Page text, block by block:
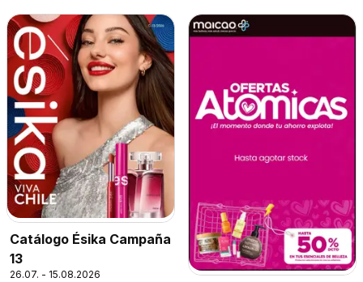
Catálogo Ésika Campaña
13
26.07. - 15.08.2026